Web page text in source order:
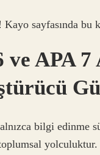
sayfasında bu
ve APA
bilgi edinme